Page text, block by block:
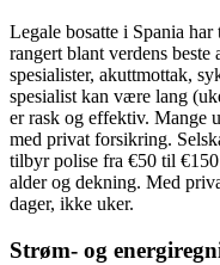
Legale bosatte i Spania
rangert blant verdens
spesialister, akuttmottak,
spesialist kan være lang
er rask og effektiv. Mange
med privat forsikring.
tilbyr polise fra €50 til
alder og dekning. Med
dager, ikke uker.
Strøm- og